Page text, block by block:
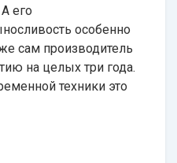
его
особенно
сам производитель
на целых три года.
техники это